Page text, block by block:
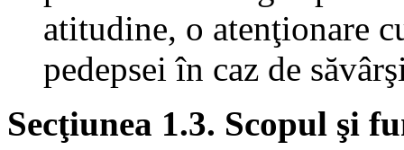
atitudine, o atenţionare
pedepsei în caz de
Secţiunea 1.3. Scopul şi